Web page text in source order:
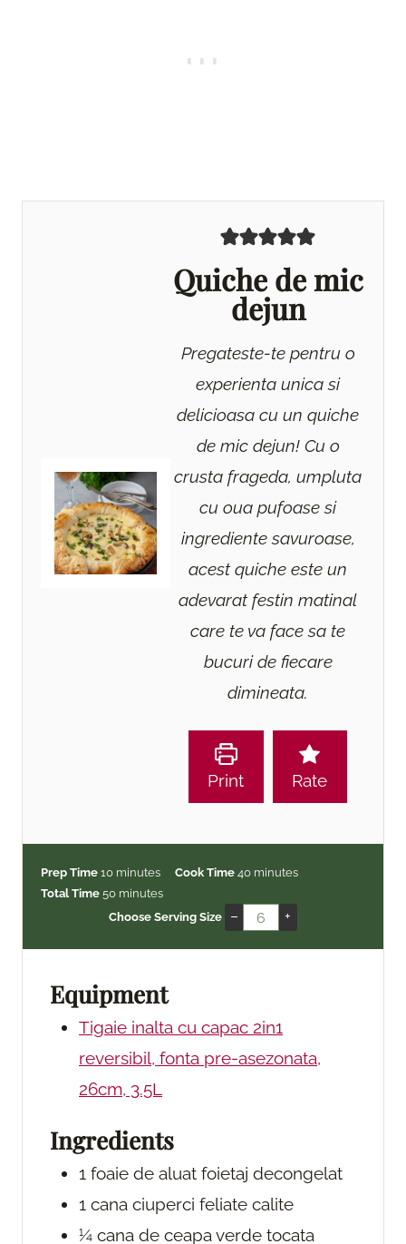
Quiche de mic
dejun
Pregateste-te pentru o
experienta unica si
delicioasa cu un quiche
de mic dejun! Cu o
crusta frageda, umpluta
cu oua pufoase si
ingrediente savuroase,
acest quiche este un
adevarat festin matinal
care te va face sa te
bucuri de fiecare
dimineata.
Print Rate
Prep Time 10m
i
n
s
minutes Cook Time 40m
u
minutes
Total Time 50m
i
e
s
minutes
Choose Serving Size
– +
Equipment
Tigaie inalta cu capac 2in1
reversibil, fonta pre-asezonata,
26cm, 3.5L
Ingredients
1 foaie de aluat foietaj decongelat
1 cana ciuperci feliate calite
¼ cana de ceapa verde tocata